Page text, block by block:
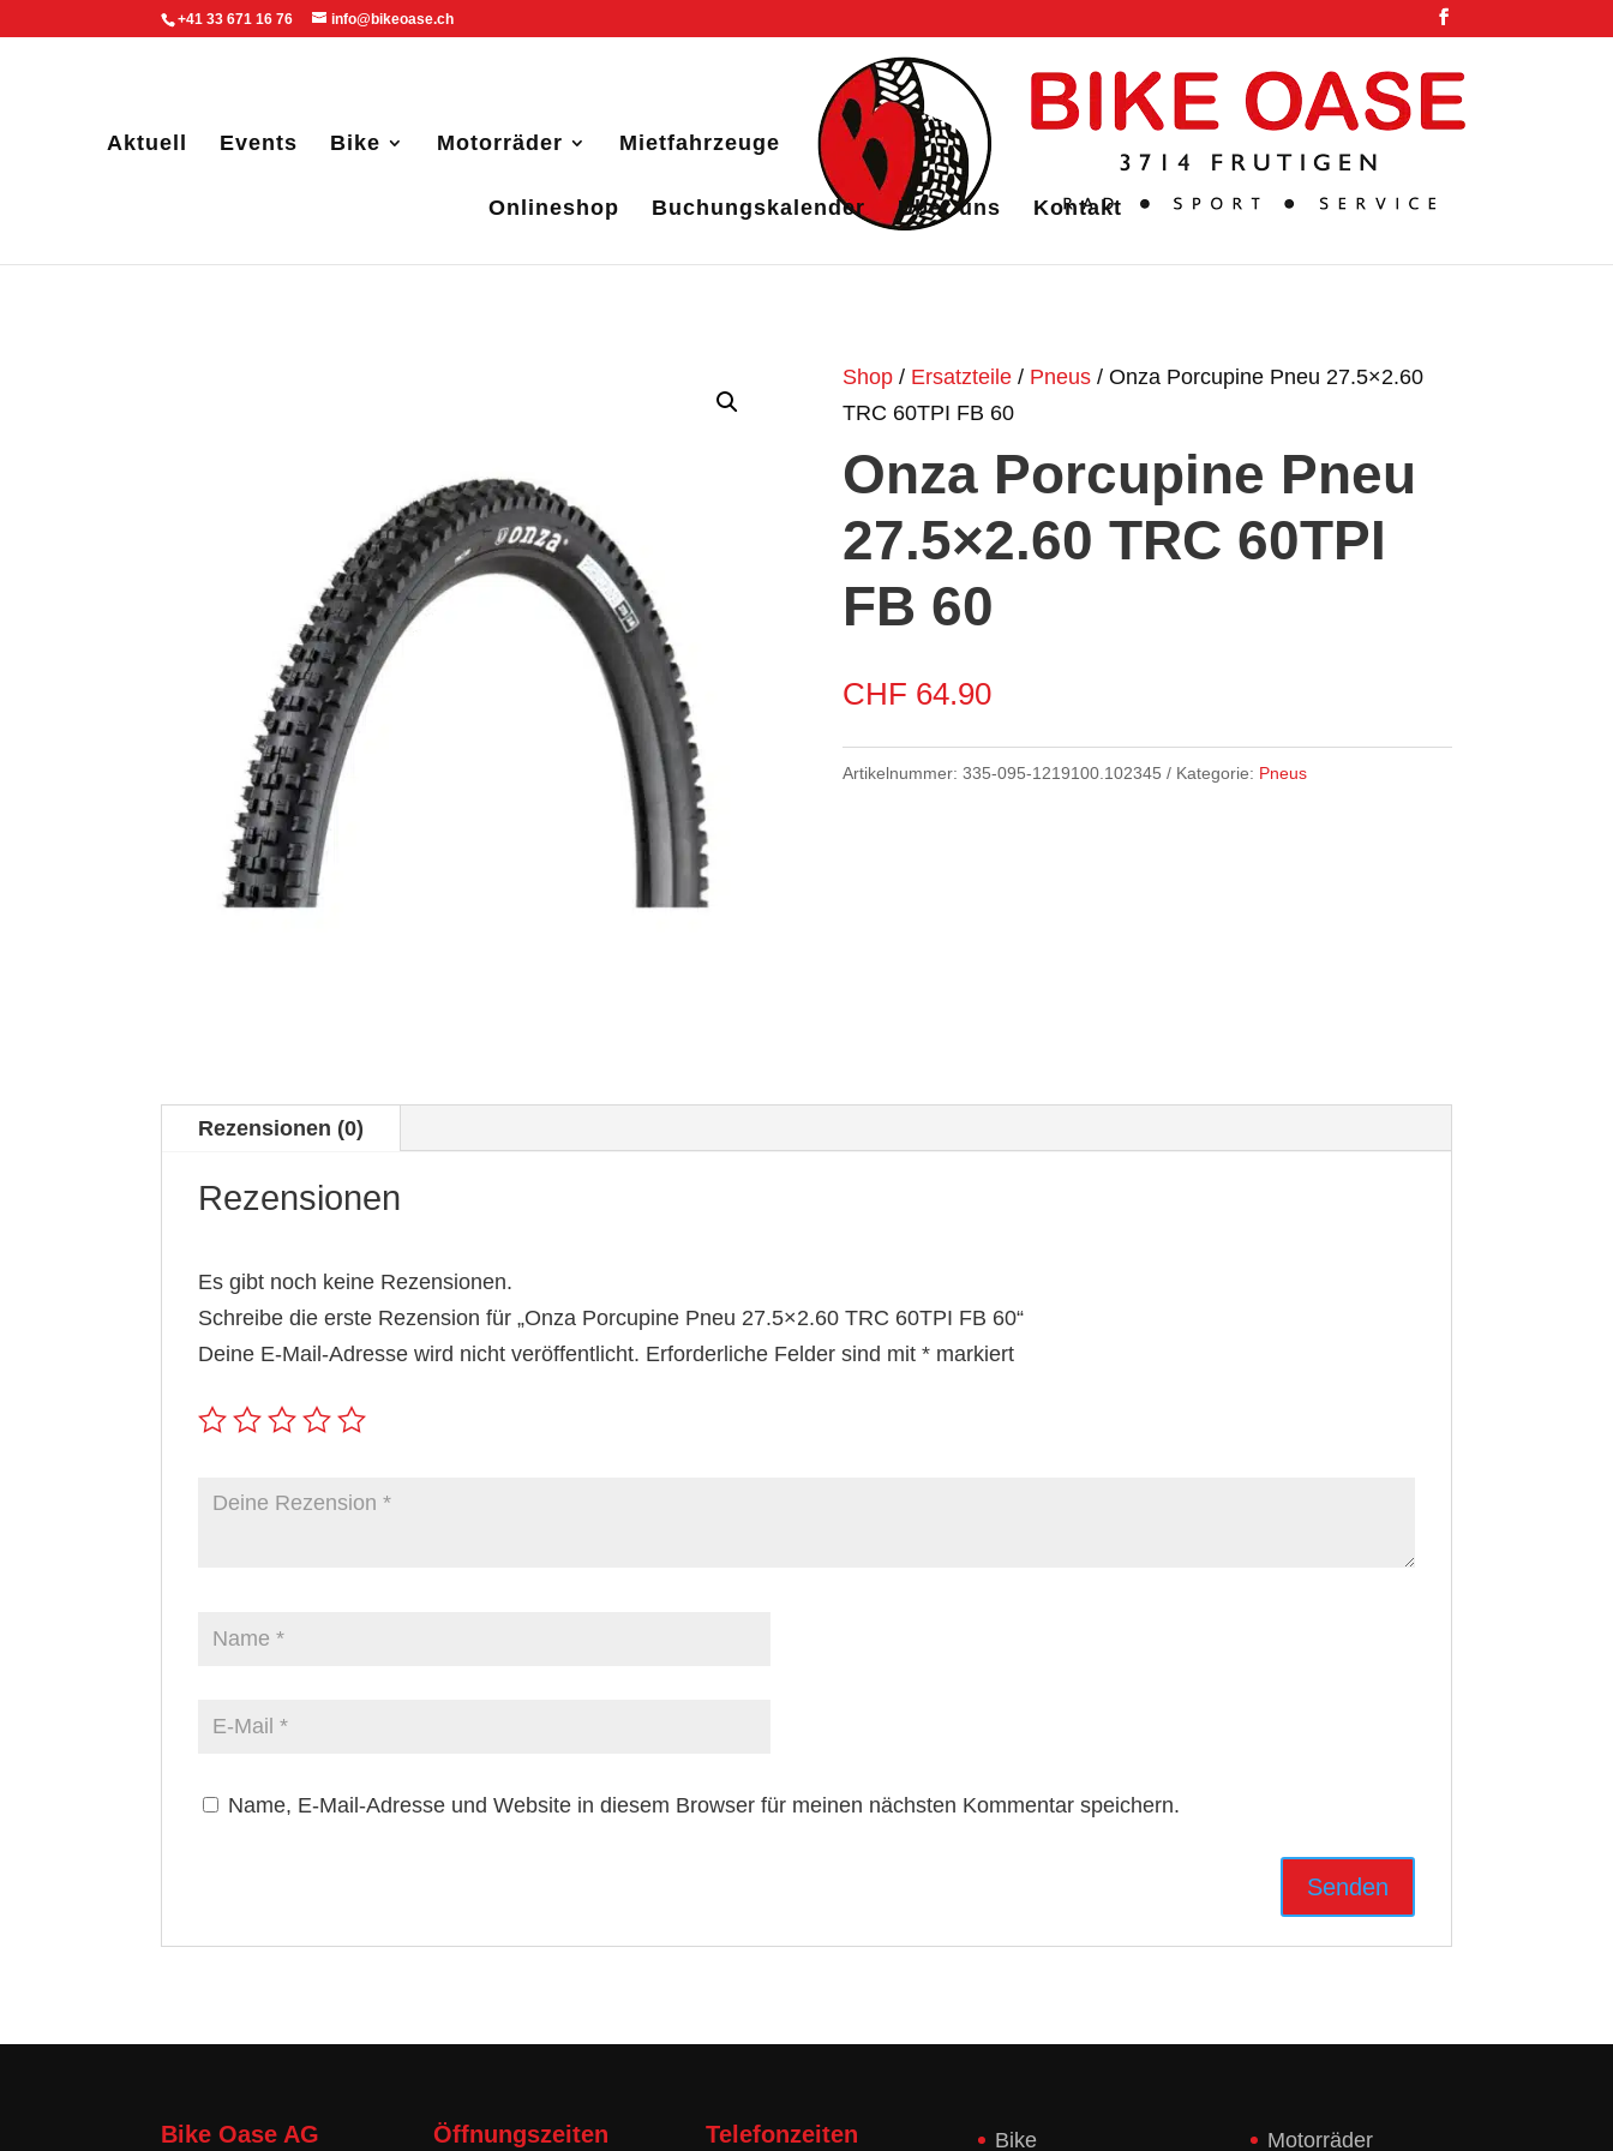
+41 33 671 16 76 info@bikeoase.ch
Aktuell Events Bike Motorräder Mietfahrzeuge
Onlineshop Buchungskalender Über uns Kontakt
Shop/ Ersatzteile/ Pneus/ Onza Porcupine Pneu 27.5×2.60
TRC 60TPI FB 60
Onza Porcupine Pneu
27.5×2.60 TRC 60TPI
FB 60
CHF 64.90
Artikelnummer: 335-095-1219100.102345 Kategorie: Pneus
Rezensionen (0)
Rezensionen
Es gibt noch keine Rezensionen.
Schreibe die erste Rezension für „Onza Porcupine Pneu 27.5×2.60 TRC 60TPI FB 60“
Deine E-Mail-Adresse wird nicht veröffentlicht. Erforderliche Felder sind mit* markiert
Name, E-Mail-Adresse und Website in diesem Browser für meinen nächsten Kommentar speichern.
Bike Oase AG Öffnungszeiten Telefonzeiten Bike Motorräder